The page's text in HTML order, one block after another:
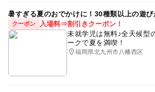
暑すぎる夏のおでかけに！30種類以上の遊び
クーポン
入場料⇒割引きクーポン！
未就学児は無料♪全天候型
ークで夏を満喫！
福岡県北九州市八幡西区